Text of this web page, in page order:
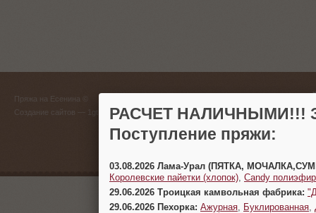
Пряжа на Есенина ©
Создание сайтов
(383)
г.
РАСЧЕТ НАЛИЧНЫМИ!!!
Поступление пряжи:
03.08.2026 Лама-Урал (ПЯТКА,
Королевские пайетки (хлопок) Candy
29.06.2026 Троицкая камвольная фабрика:
29.06.2026 Пехорка: Ажурная Буклированная